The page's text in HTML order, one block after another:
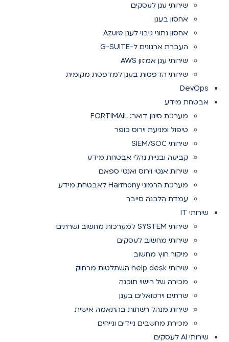
שירותי ענן לעסקים
אחסון בענן
אחסון נתוני גיבוי לענן Azure
העברת ארגונים ל-G-SUITE
שירותי ענן אמזון AWS
שירותי הדפסות בענן למדפסת מקומית
DevOps
אבטחת מידע
מערכת סינון דואר: FORTIMAIL
טיפול ומניעת וירוס כופר
שירותי SIEM/SOC
קביעה ובניית נהלי אבטחת מידע
שירות אנטי וירוס ואנטי ספאם
מערכת הרמוני Harmony לאבטחת מידע
עמדת הלבנה סייבר
שירותי IT
שירותי SYSTEM למערכות מחשוב ושרתים
שירותי מחשוב לעסקים
מיקור חוץ מחשוב
שירותי help desk השתלטות מרחוק
מכירה של רישוי תוכנה
שרתים וירטואלים בענן
שירות מנהל רשתות בהתאמה אישית
מכירת מחשבים ניידים ונייחים
שירותי AI לעסקים